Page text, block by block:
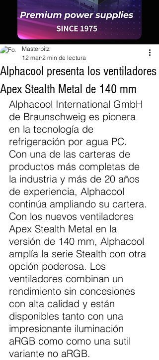
Alphacool presenta los ventiladores
Apex Stealth Metal de 140 mm
Masterbitz
12 mar 2 min de lectura
Alphacool International GmbH
de Braunschweig es pionera
en la tecnología de
refrigeración por agua PC.
Con una de las carteras de
productos más completas de
la industria y más de 20 años
de experiencia, Alphacool
continúa ampliando su cartera.
Con los nuevos ventiladores
Apex Stealth Metal en la
versión de 140 mm, Alphacool
amplía la serie Stealth con otra
opción poderosa. Los
ventiladores combinan un
rendimiento sin concesiones
con alta calidad y están
disponibles tanto con una
impresionante iluminación
aRGB como como una sutil
variante no aRGB.